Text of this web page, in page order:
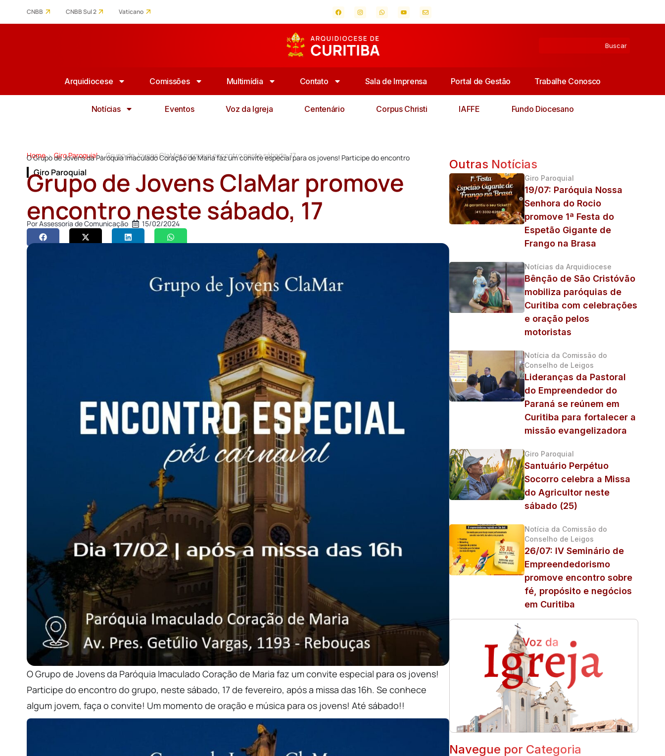
CNBB CNBB Sul 2 Vaticano
Arquidiocese Comissões Multimídia Contato Sala de Imprensa Portal de Gestão Trabalhe Conosco
Notícias Eventos Voz da Igreja Centenário Corpus Christi IAFFE Fundo Diocesano
Home > Giro Paroquial > Grupo de Jovens ClaMar promove encontro neste sábado, 17
O Grupo de Jovens da Paróquia Imaculado Coração de Maria faz um convite especial para os jovens! Participe do encontro
Giro Paroquial
Grupo de Jovens ClaMar promove
encontro neste sábado, 17
PorAssessoria de Comunicação 15/02/2024
O Grupo de Jovens da Paróquia Imaculado Coração de Maria faz um convite especial para os jovens!
Participe do encontro do grupo, neste sábado, 17 de fevereiro, após a missa das 16h. Se conhece
algum jovem, faça o convite! Um momento de oração e música para os jovens! Até sábado!!
Outras Notícias
Giro Paroquial
19/07: Paróquia Nossa
Senhora do Rocio
promove 1ª Festa do
Espetão Gigante de
Frango na Brasa
Notícias da Arquidiocese
Bênção de São Cristóvão
mobiliza paróquias de
Curitiba com celebrações
e oração pelos
motoristas
Notícia da Comissão do
Conselho de Leigos
Lideranças da Pastoral
do Empreendedor do
Paraná se reúnem em
Curitiba para fortalecer a
missão evangelizadora
Giro Paroquial
Santuário Perpétuo
Socorro celebra a Missa
do Agricultor neste
sábado (25)
Notícia da Comissão do
Conselho de Leigos
26/07: IV Seminário de
Empreendedorismo
promove encontro sobre
fé, propósito e negócios
em Curitiba
Navegue por Categoria